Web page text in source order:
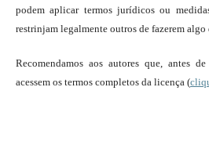
podem aplicar termos jurídicos ou
restrinjam legalmente outros de fazerem algo
Recomendamos aos autores que, antes
acessem os termos completos da licença (